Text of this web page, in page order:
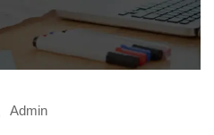
Admin